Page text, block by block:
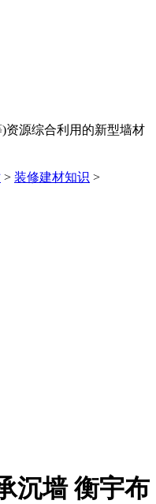
资源综合利用的新型墙材
> 装修建材知识 >
沉墙 衡宇布